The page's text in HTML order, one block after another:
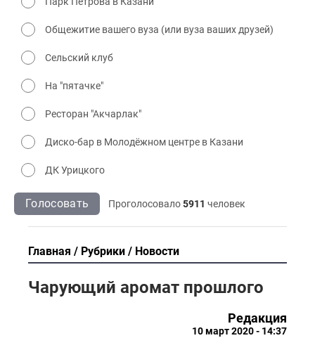
Общежитие вашего вуза (или вуза ваших друзей)
Сельский клуб
На "пятачке"
Ресторан "Акчарлак"
Диско-бар в Молодёжном центре в Казани
ДК Урицкого
Голосовать Проголосовало5911 человек
Главная Рубрики Новости
Чарующий аромат прошлого
Редакция
10 март 2020 - 14:37